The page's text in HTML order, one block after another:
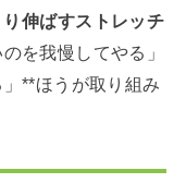
伸ばすストレッチ
のを我慢してやる」
」**ほうが取り組み